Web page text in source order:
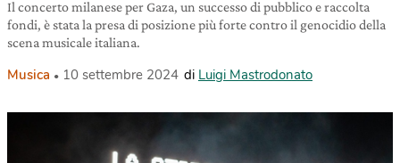
Il concerto milanese per Gaza, un successo di pubblico e raccolta
fondi, è stata la presa di posizione più forte contro il genocidio della
scena musicale italiana.
Musica 10 settembre 2024 di Luigi Mastrodonato